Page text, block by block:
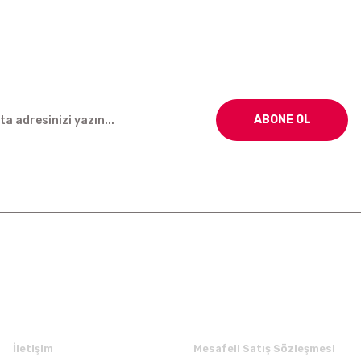
ABONE OL
İletişim Mesafeli Satış Sözleşmesi